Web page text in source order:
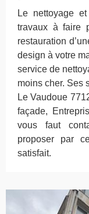
Le nettoyage
travaux à faire
restauration
design à votre
service de
moins cher. Ses
Le Vaudoue
façade,
vous faut
proposer par
satisfait.